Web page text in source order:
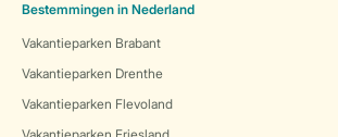
Bestemmingen in Nederland
Vakantieparken Brabant
Vakantieparken Drenthe
Vakantieparken Flevoland